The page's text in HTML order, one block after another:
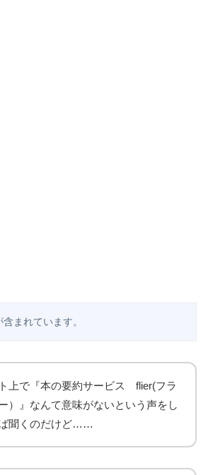
まれています。
上で『本の要約サービス flier(フラ
）』なんて意味がないという声をし
聞くのだけど……